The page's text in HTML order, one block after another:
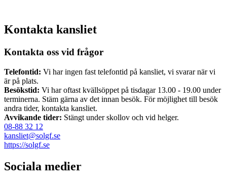
Kontakta kansliet
Kontakta oss vid frågor
Telefontid: Vi har ingen fast telefontid på kansliet, vi svarar när vi
är på plats.
Besökstid: Vi har oftast kvällsöppet på tisdagar 13.00 - 19.00 under
terminerna. Stäm gärna av det innan besök. För möjlighet till besök
andra tider, kontakta kansliet.
Avvikande tider: Stängt under skollov och vid helger.
08-88 32 12
kansliet@solgf.se
https://solgf.se
Sociala medier